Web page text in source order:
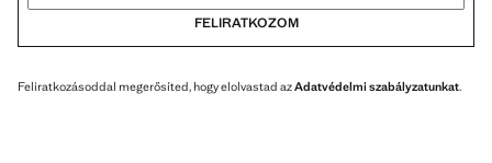
FELIRATKOZOM
Feliratkozásoddal megerősíted, hogy elolvastad azAdatvédelmi szabályzatunkat.